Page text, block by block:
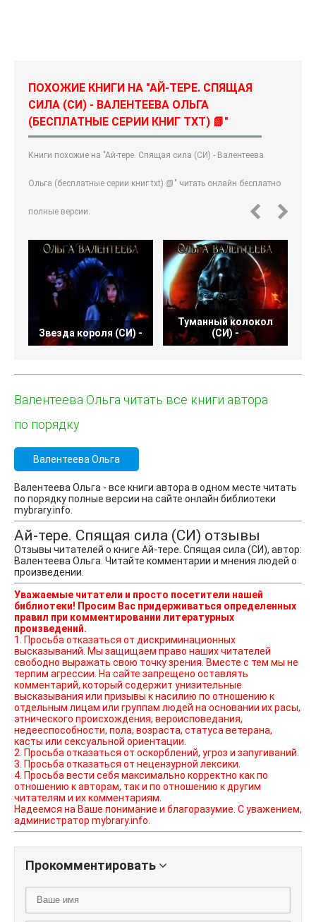
ПОХОЖИЕ КНИГИ НА "АЙ-ТЕРЕ. СПЯЩАЯ
СИЛА (СИ) - ВАЛЕНТЕЕВА ОЛЬГА
(БЕСПЛАТНЫЕ СЕРИИ КНИГ TXT) 📗"
Книги похожие на "Ай-тере. Спящая сила (СИ) - Валентеева
Ольга (бесплатные серии книг txt) 📗" читать онлайн бесплатно
полные версии.
Звезда короля (СИ) -
Туманный колокол
(СИ) -
Валентеева Ольга читать все книги автора
по порядку
Валентеева Ольга
Валентеева Ольга - все книги автора в одном месте читать
по порядку полные версии на сайте онлайн библиотеки
mybrary.info.
Ай-тере. Спящая сила (СИ) отзывы
Отзывы читателей о книге Ай-тере. Спящая сила (СИ), автор:
Валентеева Ольга. Читайте комментарии и мнения людей о
произведении.
Уважаемые читатели и просто посетители нашей
библиотеки! Просим Вас придерживаться определенных
правил при комментировании литературных
произведений.
1. Просьба отказаться от дискриминационных
высказываний. Мы защищаем право наших читателей
свободно выражать свою точку зрения. Вместе с тем мы не
терпим агрессии. На сайте запрещено оставлять
комментарий, который содержит унизительные
высказывания или призывы к насилию по отношению к
отдельным лицам или группам людей на основании их расы,
этнического происхождения, вероисповедания,
недееспособности, пола, возраста, статуса ветерана,
касты или сексуальной ориентации.
2. Просьба отказаться от оскорблений, угроз и запугиваний.
3. Просьба отказаться от нецензурной лексики.
4. Просьба вести себя максимально корректно как по
отношению к авторам, так и по отношению к другим
читателям и их комментариям.
Надеемся на Ваше понимание и благоразумие. С уважением,
администратор mybrary.info.
Прокомментировать